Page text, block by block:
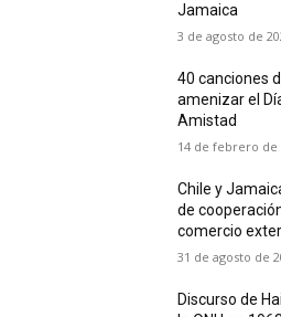
Jamaica
3 de agosto de
40 canciones
amenizar el
Amistad
14 de febrero de
Chile y
de
comercio
31 de agosto de
Discurso de